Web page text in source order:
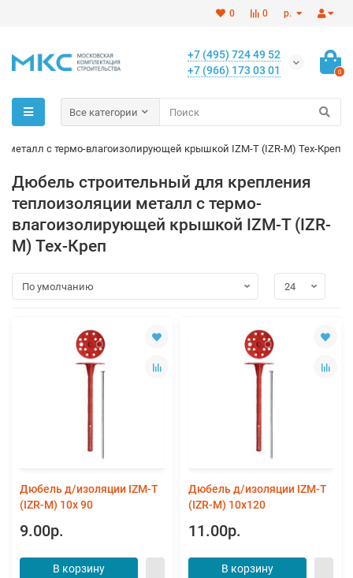
р.
0
0
+7 (495) 724 49 52
+7 (966) 173 03 01
0
Все категории
с термо-влагоизолирующей крышкой IZM-T (IZR-M) Тех-Креп
Дюбель строительный для крепления
теплоизоляции металл с термо-
влагоизолирующей крышкой IZM-T (IZR-
M) Тех-Креп
Дюбель д/изоляции IZM-T
(IZR-M) 10х 90
9.00р.
В корзину
Дюбель д/изоляции IZM-T
(IZR-M) 10х120
11.00р.
В корзину